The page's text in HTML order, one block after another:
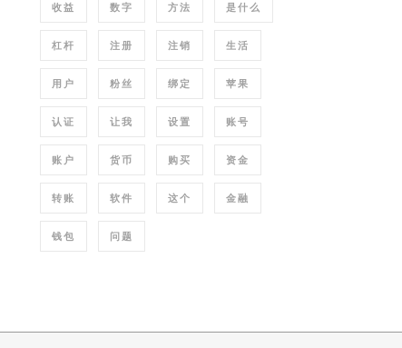
收益 数字 方法 是什么
杠杆 注册 注销 生活
用户 粉丝 绑定 苹果
认证 让我 设置 账号
账户 货币 购买 资金
转账 软件 这个 金融
钱包 问题